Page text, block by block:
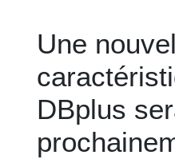
Une
DBplus